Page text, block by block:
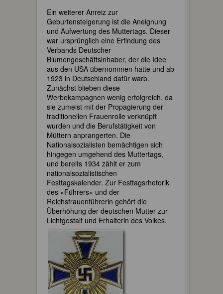
Ein weiterer Anreiz zur
Geburtensteigerung ist die Aneignung
und Aufwertung des Muttertags. Dieser
war ursprünglich eine Erfindung des
Verbands Deutscher
Blumengeschäftsinhaber, der die Idee
aus den USA übernommen hatte und ab
1923 in Deutschland dafür warb.
Zunächst blieben diese
Werbekampagnen wenig erfolgreich, da
sie zumeist mit der Propagierung der
traditionellen Frauenrolle verknüpft
wurden und die Berufstätigkeit von
Müttern anprangerten. Die
Nationalsozialisten bemächtigen sich
hingegen umgehend des Muttertags,
und bereits 1934 zählt er zum
nationalsozialistischen
Festtagskalender. Zur Festtagsrhetorik
des »Führers« und der
Reichsfrauenführerin gehört die
Überhöhung der deutschen Mutter zur
Lichtgestalt und Erhalterin des Volkes.